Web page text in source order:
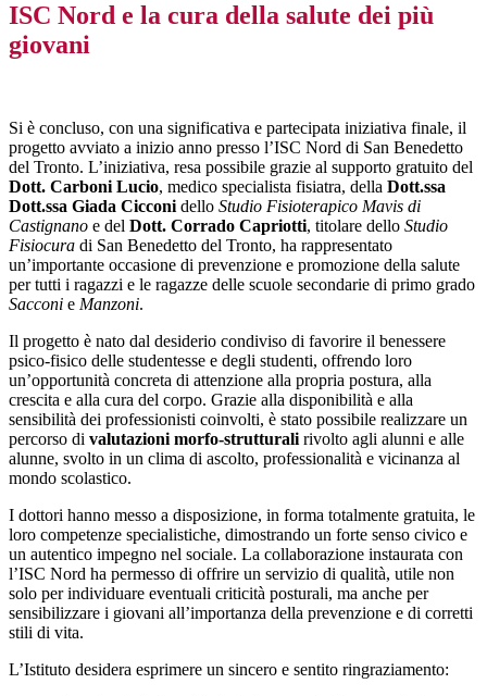
ISC Nord e la cura della salute dei più
giovani
Si è concluso, con una significativa e partecipata iniziativa finale, il
progetto avviato a inizio anno presso l’ISC Nord di San Benedetto
del Tronto. L’iniziativa, resa possibile grazie al supporto gratuito del
Dott. Carboni Lucio, medico specialista fisiatra, della Dott.ssa
Dott.ssa Giada Cicconi dello Studio Fisioterapico Mavis di
Castignano e del Dott. Corrado Capriotti, titolare dello Studio
Fisiocura di San Benedetto del Tronto, ha rappresentato
un’importante occasione di prevenzione e promozione della salute
per tutti i ragazzi e le ragazze delle scuole secondarie di primo grado
Sacconi e Manzoni.
Il progetto è nato dal desiderio condiviso di favorire il benessere
psico‑fisico delle studentesse e degli studenti, offrendo loro
un’opportunità concreta di attenzione alla propria postura, alla
crescita e alla cura del corpo. Grazie alla disponibilità e alla
sensibilità dei professionisti coinvolti, è stato possibile realizzare un
percorso di valutazioni morfo‑strutturali rivolto agli alunni e alle
alunne, svolto in un clima di ascolto, professionalità e vicinanza al
mondo scolastico.
I dottori hanno messo a disposizione, in forma totalmente gratuita, le
loro competenze specialistiche, dimostrando un forte senso civico e
un autentico impegno nel sociale. La collaborazione instaurata con
l’ISC Nord ha permesso di offrire un servizio di qualità, utile non
solo per individuare eventuali criticità posturali, ma anche per
sensibilizzare i giovani all’importanza della prevenzione e di corretti
stili di vita.
L’Istituto desidera esprimere un sincero e sentito ringraziamento: